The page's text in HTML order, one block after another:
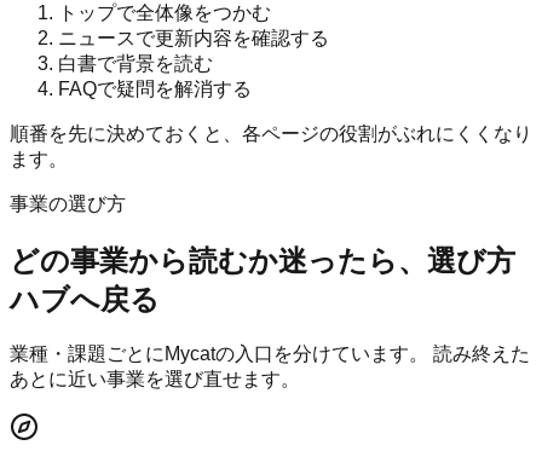
トップで全体像をつかむ
ニュースで更新内容を確認する
白書で背景を読む
FAQで疑問を解消する
順番を先に決めておくと、各ページの役割がぶれにくくなり
ます。
事業の選び方
どの事業から読むか迷ったら、選び方
ハブへ戻る
業種・課題ごとにMycatの入口を分けています。 読み終えた
あとに近い事業を選び直せます。